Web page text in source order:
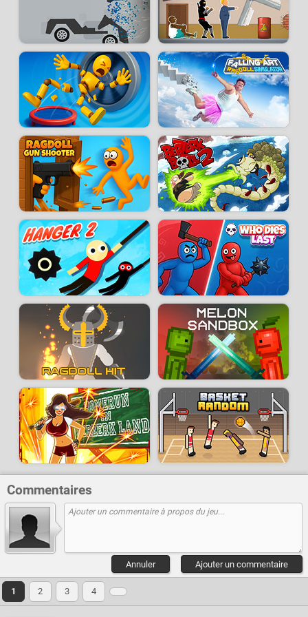
Commentaires
Ajouter un commentaire
Annuler
1 2 3 4